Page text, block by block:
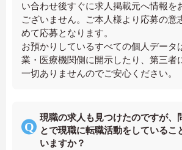
い合わせ後すぐに求人掲載元へ情報を
ございません。ご本人様より応募の意
めて応募となります。
お預かりしているすべての個人データ
業・医療機関側に開示したり、第三者
一切ありませんのでご安心ください。
現職の求人も見つけたのですが、
とで現職に転職活動をしているこ
いますか？